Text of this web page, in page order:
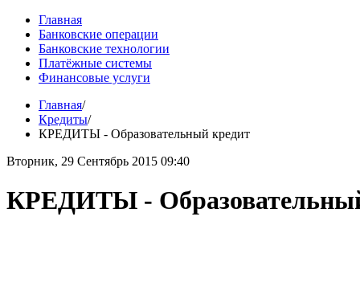
Главная
Банковские операции
Банковские технологии
Платёжные системы
Финансовые услуги
Главная/
Кредиты/
КРЕДИТЫ - Образовательный кредит
Вторник, 29 Сентябрь 2015 09:40
КРЕДИТЫ -